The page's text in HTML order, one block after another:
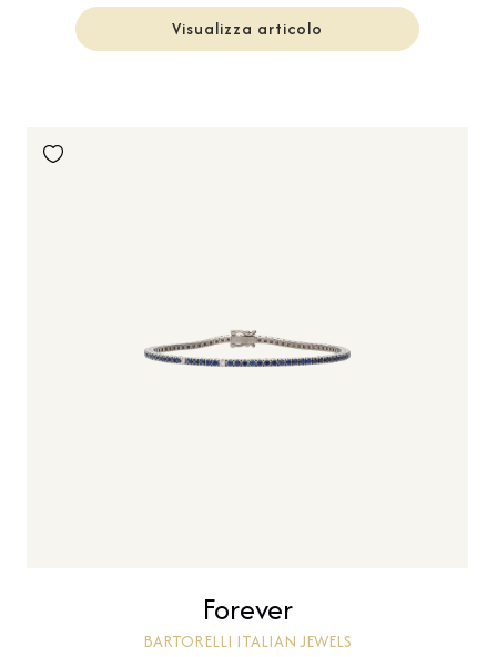
Visualizza articolo
Forever
BARTORELLI ITALIAN JEWELS